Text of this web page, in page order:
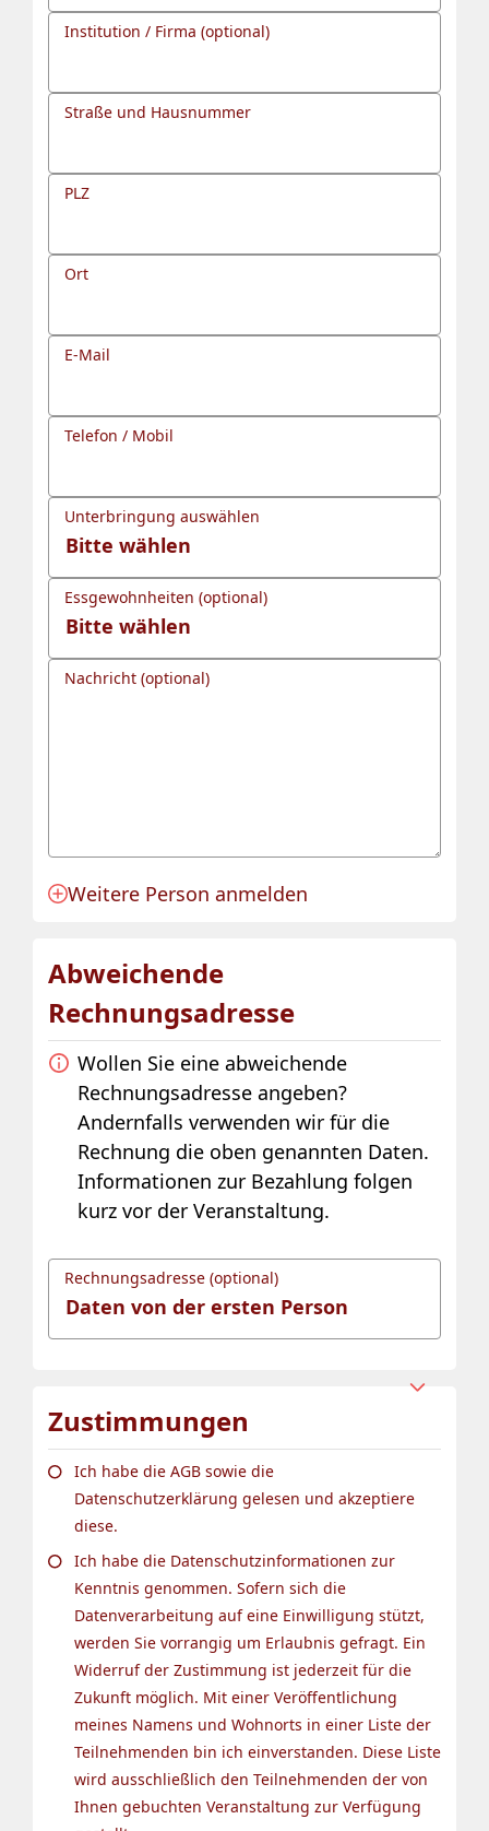
Institution / Firma (optional)
Straße und Hausnummer
PLZ
Ort
E-Mail
Telefon / Mobil
Unterbringung auswählen
Essgewohnheiten (optional)
Nachricht (optional)
Anmeldung für eine Person angelegt.
Weitere Person anmelden
Abweichende
Rechnungsadresse
Wollen Sie eine abweichende
Rechnungsadresse angeben?
Andernfalls verwenden wir für die
Rechnung die oben genannten Daten.
Informationen zur Bezahlung folgen
kurz vor der Veranstaltung.
Rechnungsadresse (optional)
Zustimmungen
Ich habe die AGB sowie die
Datenschutzerklärung gelesen und akzeptiere
diese.
Ich habe die Datenschutzinformationen zur
Kenntnis genommen. Sofern sich die
Datenverarbeitung auf eine Einwilligung stützt,
werden Sie vorrangig um Erlaubnis gefragt. Ein
Widerruf der Zustimmung ist jederzeit für die
Zukunft möglich. Mit einer Veröffentlichung
meines Namens und Wohnorts in einer Liste der
Teilnehmenden bin ich einverstanden. Diese Liste
wird ausschließlich den Teilnehmenden der von
Ihnen gebuchten Veranstaltung zur Verfügung